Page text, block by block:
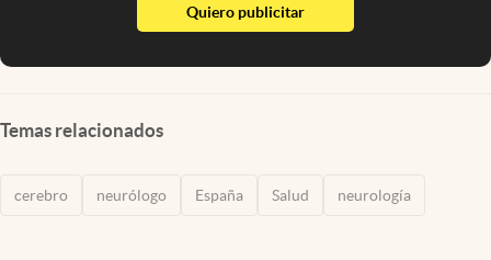
Quiero publicitarabre en nueva pestaña
Temas relacionados
cerebro neurólogo España Salud neurología